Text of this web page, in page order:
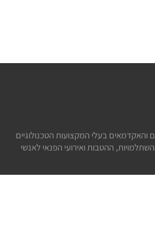
בעלי המקצועות הטכנולוגיים
ההטבות ואירועי הפנאי לאנשי